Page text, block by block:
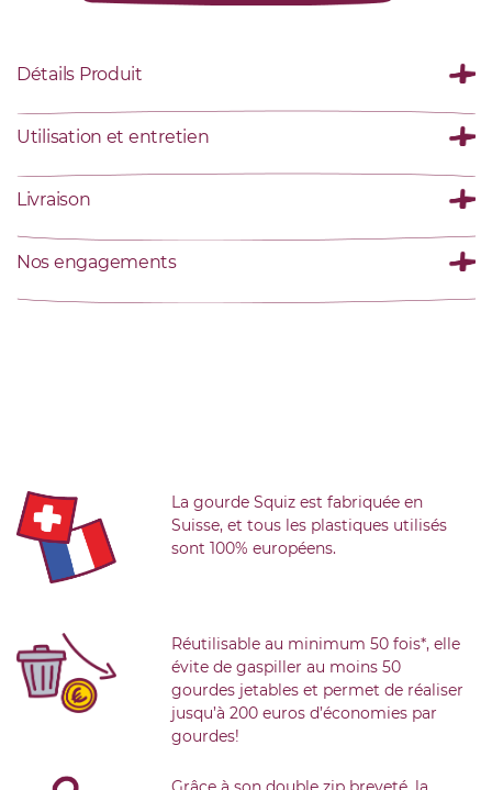
Détails Produit
Utilisation et entretien
Livraison
Nos engagements
La gourde Squiz est fabriquée en
Suisse, et tous les plastiques utilisés
sont 100% européens.
Réutilisable au minimum 50 fois*, elle
évite de gaspiller au moins 50
gourdes jetables et permet de réaliser
jusqu’à 200 euros d’économies par
gourdes!